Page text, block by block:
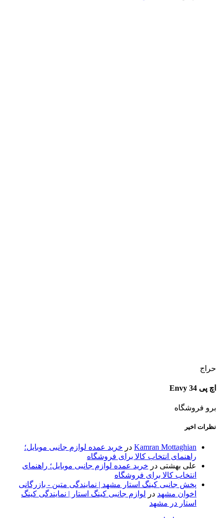
حراج
اچ پی Envy 34
برو فروشگاه
نظرات اخیر
Kamran Mottaghian در خرید عمده لوازم جانبی موبایل؛
راهنمای انتخاب کالا برای فروشگاه
علی بهشتی در خرید عمده لوازم جانبی موبایل؛ راهنمای
انتخاب کالا برای فروشگاه
پخش جانبی کینگ استار مشهد | نمایندگی متین - بازرگانی
اخوان مشهد در لوازم جانبی کینگ استار | نمایندگی کینگ
استار در مشهد